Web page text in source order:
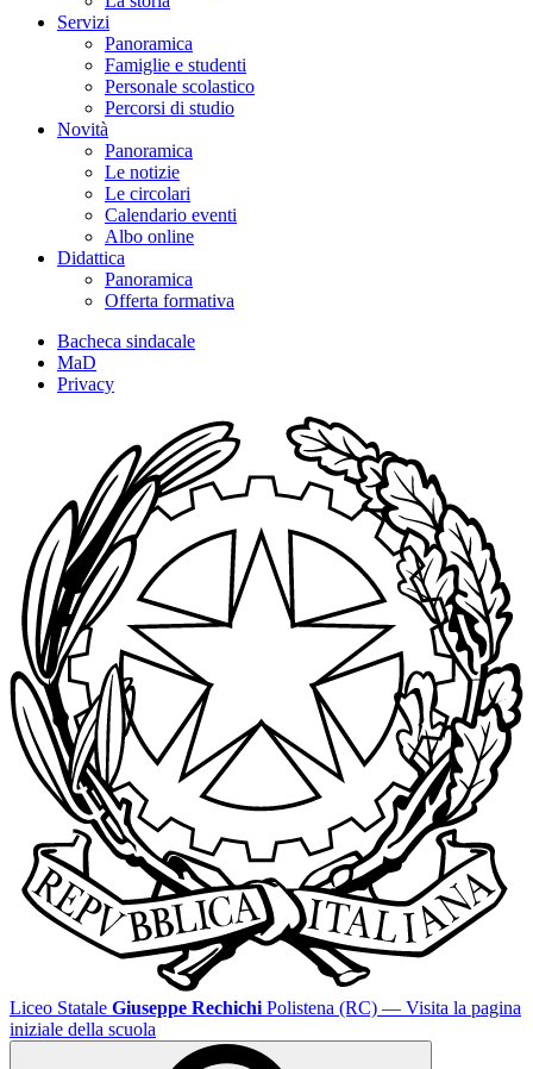
Servizi
Panoramica
Famiglie e studenti
Personale scolastico
Percorsi di studio
Novità
Panoramica
Le notizie
Le circolari
Calendario eventi
Albo online
Didattica
Panoramica
Offerta formativa
Bacheca sindacale
MaD
Privacy
Liceo Statale Giuseppe Rechichi Polistena (RC) — Visita la pagina
iniziale della scuola